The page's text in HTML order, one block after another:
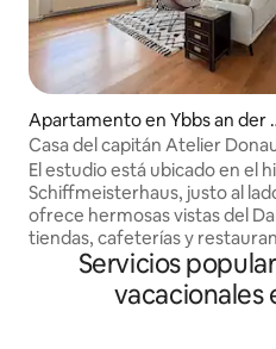
Apartamento en Ybbs an der
onau
Casa del capitán Atelier
El estudio está ubicado en el
Schiffmeisterhaus, justo al
ofrece hermosas vistas del
tiendas, cafeterías y
centro histórico de la ciudad
unos minutos a pie. Situado
de la academia de policía, el
Servicios
vacacionales